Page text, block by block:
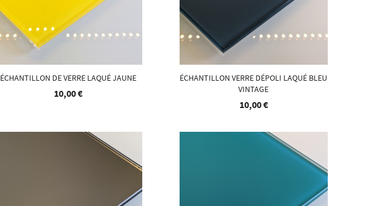
ÉCHANTILLON DE VERRE LAQUÉ JAUNE
10,00 €
ÉCHANTILLON VERRE DÉPOLI LAQUÉ BLEU
VINTAGE
10,00 €